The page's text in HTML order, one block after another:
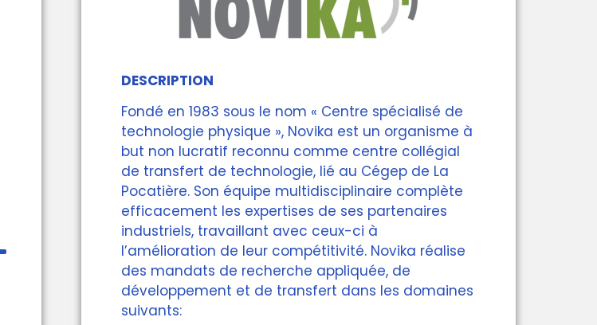
DESCRIPTION
Fondé en 1983 sous le nom « Centre spécialisé de
technologie physique », Novika est un organisme à
but non lucratif reconnu comme centre collégial
de transfert de technologie, lié au Cégep de La
Pocatière. Son équipe multidisciplinaire complète
efficacement les expertises de ses partenaires
industriels, travaillant avec ceux-ci à
l’amélioration de leur compétitivité. Novika réalise
des mandats de recherche appliquée, de
développement et de transfert dans les domaines
suivants: